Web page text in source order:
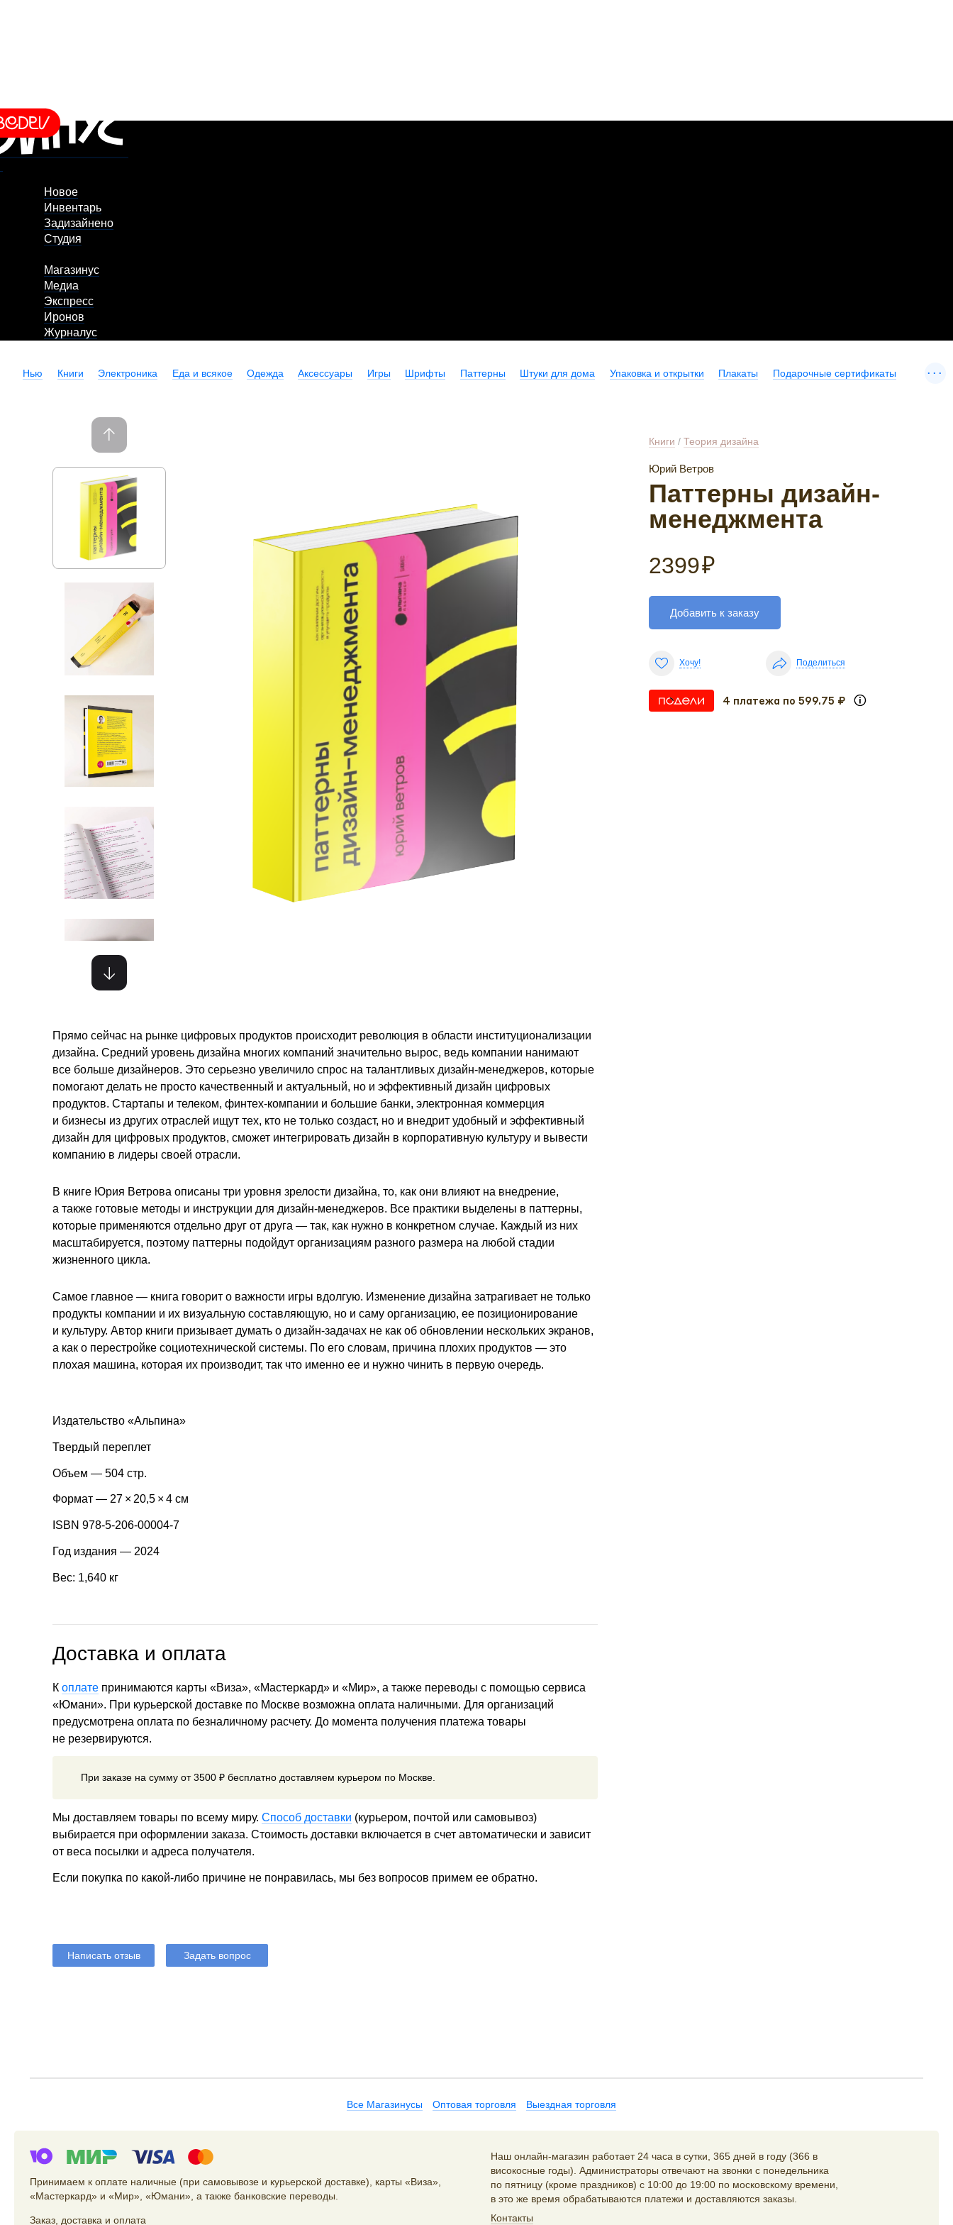
Новое
Инвентарь
Задизайнено
Студия
Магазинус
Медиа
Экспресс
Иронов
Журналус
Нью Книги Электроника Еда и всякое Одежда Аксессуары Игры Шрифты Паттерны Штуки для дома Упаковка и открытки Плакаты Подарочные сертификаты ...
Книги /Теория дизайна
Юрий Ветров
Паттерны дизайн-
менеджмента
2399₽
Добавить к заказу
Хочу! Поделиться
4 платежа по 599.75 ₽
Прямо сейчас на рынке цифровых продуктов происходит революция в области институционализации
дизайна. Средний уровень дизайна многих компаний значительно вырос, ведь компании нанимают
все больше дизайнеров. Это серьезно увеличило спрос на талантливых дизайн-менеджеров, которые
помогают делать не просто качественный и актуальный, но и эффективный дизайн цифровых
продуктов. Стартапы и телеком, финтех-компании и большие банки, электронная коммерция
и бизнесы из других отраслей ищут тех, кто не только создаст, но и внедрит удобный и эффективный
дизайн для цифровых продуктов, сможет интегрировать дизайн в корпоративную культуру и вывести
компанию в лидеры своей отрасли.
В книге Юрия Ветрова описаны три уровня зрелости дизайна, то, как они влияют на внедрение,
а также готовые методы и инструкции для дизайн-менеджеров. Все практики выделены в паттерны,
которые применяются отдельно друг от друга — так, как нужно в конкретном случае. Каждый из них
масштабируется, поэтому паттерны подойдут организациям разного размера на любой стадии
жизненного цикла.
Самое главное — книга говорит о важности игры вдолгую. Изменение дизайна затрагивает не только
продукты компании и их визуальную составляющую, но и саму организацию, ее позиционирование
и культуру. Автор книги призывает думать о дизайн-задачах не как об обновлении нескольких экранов,
а как о перестройке социотехнической системы. По его словам, причина плохих продуктов — это
плохая машина, которая их производит, так что именно ее и нужно чинить в первую очередь.
Издательство «Альпина»
Твердый переплет
Объем — 504 стр.
Формат — 27 × 20,5 × 4 см
ISBN 978-5-206-00004-7
Год издания — 2024
Вес: 1,640 кг
Доставка и оплата
К оплате принимаются карты «Виза», «Мастеркард» и «Мир», а также переводы с помощью сервиса
«Юмани». При курьерской доставке по Москве возможна оплата наличными. Для организаций
предусмотрена оплата по безналичному расчету. До момента получения платежа товары
не резервируются.
При заказе на сумму от 3500 ₽ бесплатно доставляем курьером по Москве.
Мы доставляем товары по всему миру. Способ доставки (курьером, почтой или самовывоз)
выбирается при оформлении заказа. Стоимость доставки включается в счет автоматически и зависит
от веса посылки и адреса получателя.
Если покупка по какой-либо причине не понравилась, мы без вопросов примем ее обратно.
Написать отзыв Задать вопрос
Все Магазинусы Оптовая торговля Выездная торговля
Принимаем к оплате наличные (при самовывозе и курьерской доставке), карты «Виза»,
«Мастеркард» и «Мир», «Юмани», а также банковские переводы.
Заказ доставка и оплата
Наш онлайн-магазин работает 24 часа в сутки, 365 дней в году (366 в
високосные годы). Администраторы отвечают на звонки с понедельника
по пятницу (кроме праздников) с 10:00 до 19:00 по московскому времени,
в это же время обрабатываются платежи и доставляются заказы.
Контакты